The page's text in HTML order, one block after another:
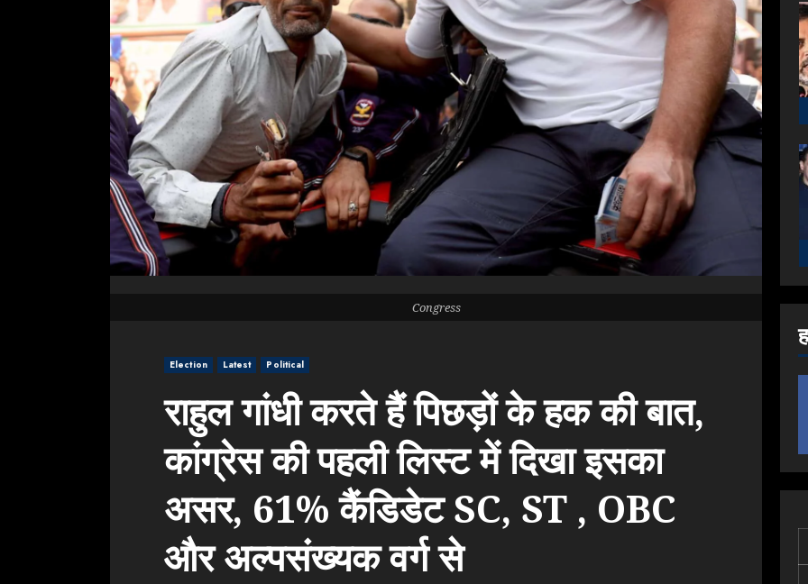
Election Latest Political
राहुल गांधी करते हैं पिछड़ों के हक की बात,
कांग्रेस की पहली लिस्ट में दिखा इसका
असर, 61% कैंडिडेट SC, ST , OBC
और अल्पसंख्यक वर्ग से
Congress